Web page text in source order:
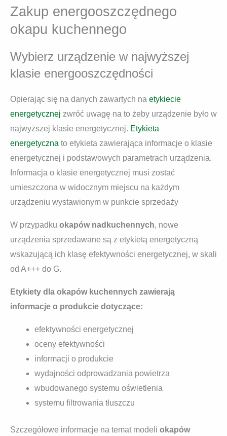
Zakup energooszczędnego
okapu kuchennego
Wybierz urządzenie w najwyższej
klasie energooszczędności
Opierając się na danych zawartych na etykiecie
energetycznej zwróć uwagę na to żeby urządzenie było w
najwyższej klasie energetycznej. Etykieta
energetyczna to etykieta zawierająca informacje o klasie
energetycznej i podstawowych parametrach urządzenia.
Informacja o klasie energetycznej musi zostać
umieszczona w widocznym miejscu na każdym
urządzeniu wystawionym w punkcie sprzedaży
W przypadku okapów nadkuchennych, nowe
urządzenia sprzedawane są z etykietą energetyczną
wskazującą ich klasę efektywności energetycznej, w skali
od A+++ do G.
Etykiety dla okapów kuchennych zawierają
informacje o produkcie dotyczące:
efektywności energetycznej
oceny efektywności
informacji o produkcie
wydajności odprowadzania powietrza
wbudowanego systemu oświetlenia
systemu filtrowania tłuszczu
Szczegółowe informacje na temat modeli okapów